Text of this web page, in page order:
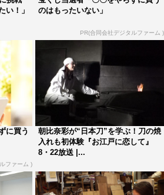
リ／Webサイト「エムキャス」で同
尾雄治、田中雅美、堀口茉純
い！」
のはもったいない」
PR(合同会社デジタルファーム )
に買う
ファーム )
朝比奈彩が“日本刀”を学ぶ！刀の焼
入れも初体験『お江戸に恋して』
8・22放送 |...